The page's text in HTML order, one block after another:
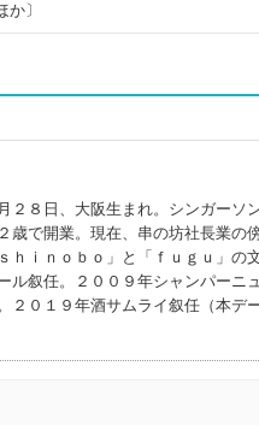
〕
２８日、大阪生まれ。シンガーソ
歳で開業。現在、串の坊社長業の
ｈｉｎｏｂｏ」と「ｆｕｇｕ」の
ル叙任。２００９年シャンパーニ
２０１９年酒サムライ叙任（本デ